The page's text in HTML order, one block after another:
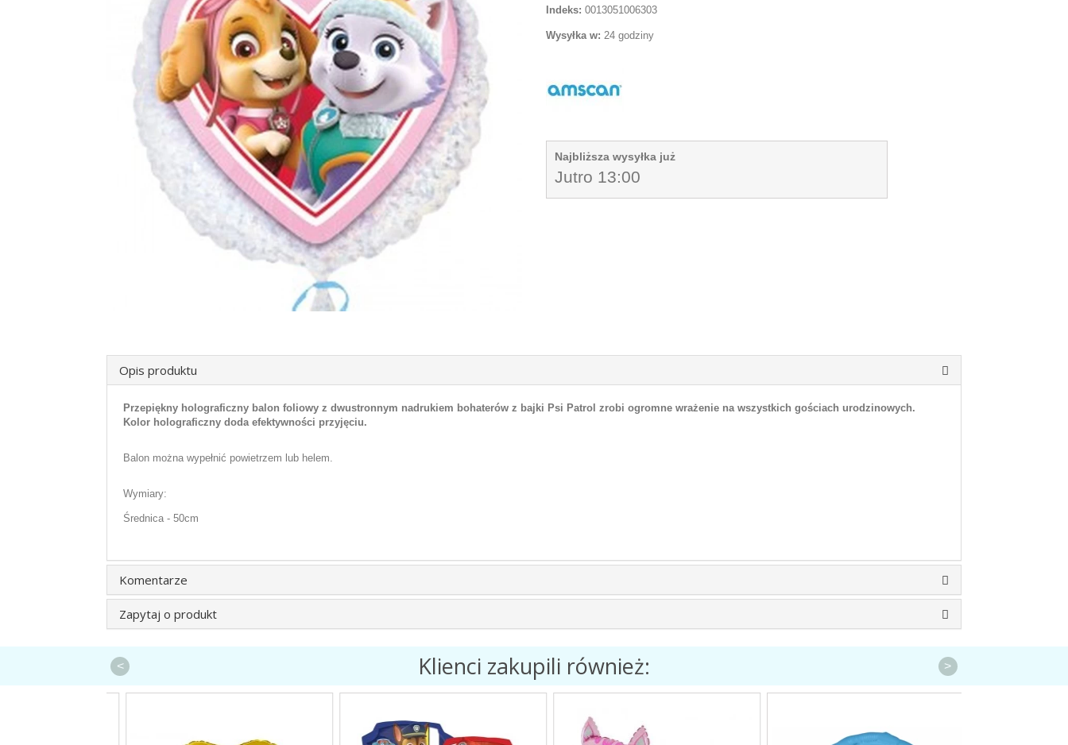
Indeks: 0013051006303
Wysyłka w: 24 godziny
Najbliższa wysyłka już
Jutro 13:00
Opis produktu
Przepiękny holograficzny balon foliowy z dwustronnym nadrukiem bohaterów z bajki Psi Patrol zrobi ogromne wrażenie na wszystkich gościach urodzinowych.
Kolor holograficzny doda efektywności przyjęciu.
Balon można wypełnić powietrzem lub helem.
Wymiary:
Średnica - 50cm
Komentarze
Zapytaj o produkt
Klienci zakupili również:
< >